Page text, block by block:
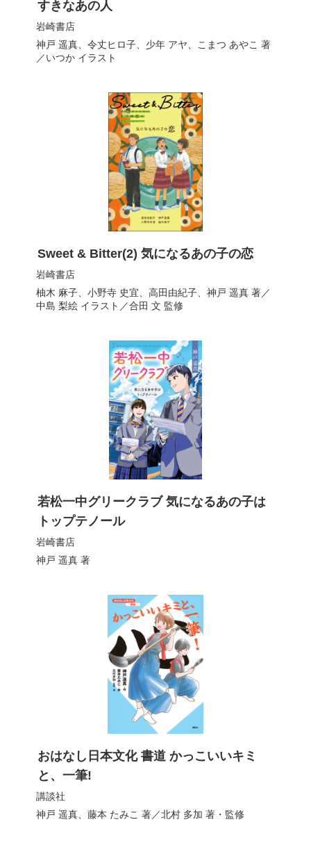
すきなあの人
岩崎書店
神戸 遥真、 令丈ヒロ子、 少年 アヤ こまつ あやこ 著
／いつかイラスト
Sweet & Bitter(2) 気になるあの子の恋
岩崎書店
柚木 麻子、 小野寺 史宜 高田由紀子、 神戸 遥真著／
中島 梨絵イラスト／合田 文 監修
若松一中グリークラブ 気になるあの子は
トップテノール
岩崎書店
神戸 遥真著
おはなし日本文化 書道 かっこいいキミ
と、一筆!
講談社
神戸 遥真、 藤本 たみこ 著／北村 多加 著・監修